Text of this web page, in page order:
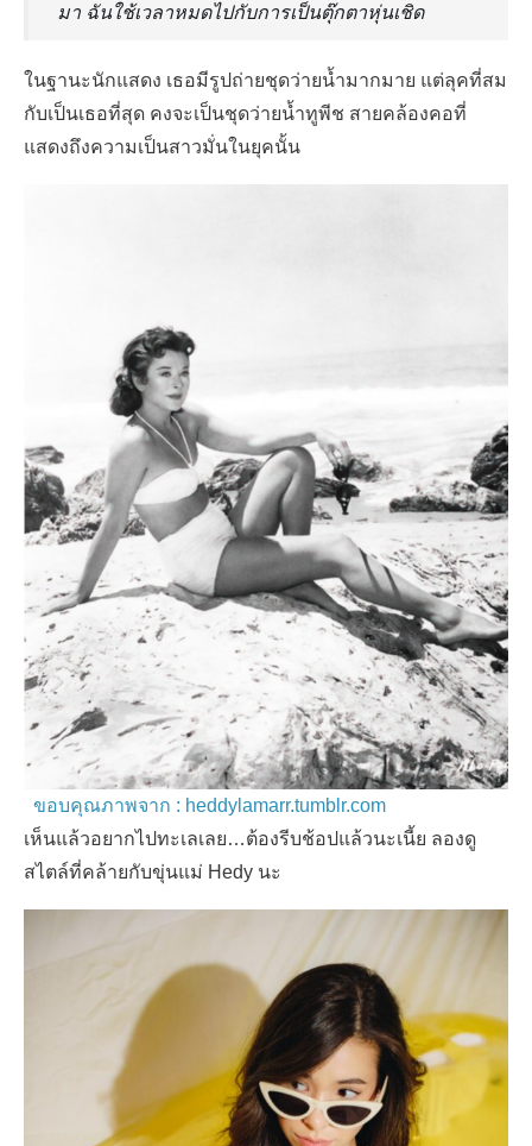
มา ฉันใช้เวลาหมดไปกับการเป็นตุ๊กตาหุ่นเชิด
ในฐานะนักแสดง เธอมีรูปถ่ายชุดว่ายน้ำมากมาย แต่ลุคที่สม
กับเป็นเธอที่สุด คงจะเป็นชุดว่ายน้ำทูพีช สายคล้องคอที่
แสดงถึงความเป็นสาวมั่นในยุคนั้น
ขอบคุณภาพจาก : heddylamarr.tumblr.com
เห็นแล้วอยากไปทะเลเลย…ต้องรีบช้อปแล้วนะเนี้ย ลองดู
สไตล์ที่คล้ายกับขุ่นแม่ Hedy นะ